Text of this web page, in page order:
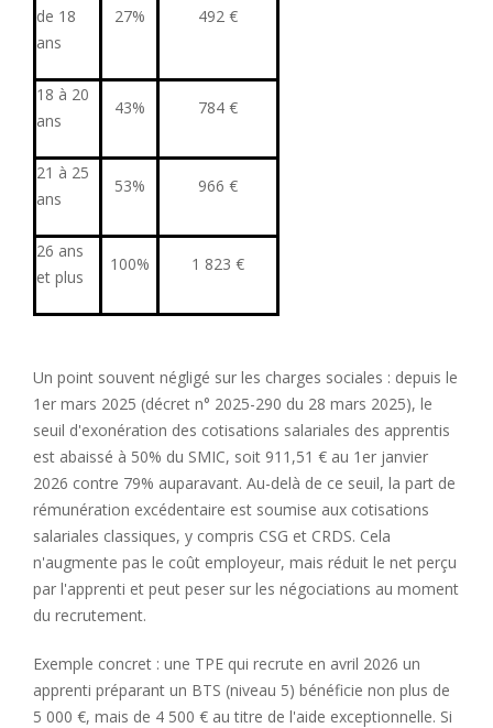
de 18
ans
27% 492 €
18 à 20
ans
43% 784 €
21 à 25
ans
53% 966 €
26 ans
et plus
100% 1 823 €
Un point souvent négligé sur les charges sociales : depuis le
1er mars 2025 (décret n° 2025-290 du 28 mars 2025), le
seuil d'exonération des cotisations salariales des apprentis
est abaissé à 50% du SMIC, soit 911,51 € au 1er janvier
2026 contre 79% auparavant. Au-delà de ce seuil, la part de
rémunération excédentaire est soumise aux cotisations
salariales classiques, y compris CSG et CRDS. Cela
n'augmente pas le coût employeur, mais réduit le net perçu
par l'apprenti et peut peser sur les négociations au moment
du recrutement.
Exemple concret : une TPE qui recrute en avril 2026 un
apprenti préparant un BTS (niveau 5) bénéficie non plus de
5 000 €, mais de 4 500 € au titre de l'aide exceptionnelle. Si